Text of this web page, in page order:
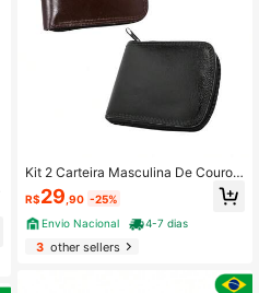
Kit 2 Carteira Masculina De Couro L
egítimo Com Zíper Alta Qualidade
R$29 ,90 -25%
Envio Nacional
4-7 dias
3other sellers